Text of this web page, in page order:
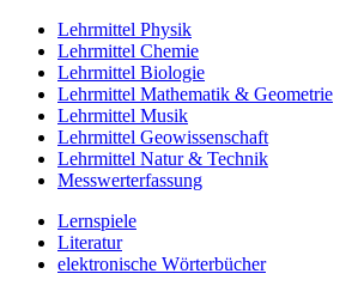
Lehrmittel Physik
Lehrmittel Chemie
Lehrmittel Biologie
Lehrmittel Mathematik & Geometrie
Lehrmittel Musik
Lehrmittel Geowissenschaft
Lehrmittel Natur & Technik
Messwerterfassung
Lernspiele
Literatur
elektronische Wörterbücher